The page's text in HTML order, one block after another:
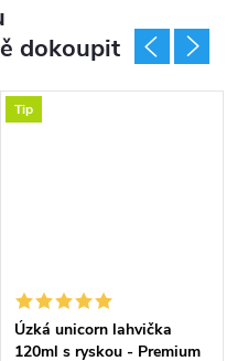
dokoupit
Tip
Úzká unicorn lahvička
120ml s ryskou - Premium